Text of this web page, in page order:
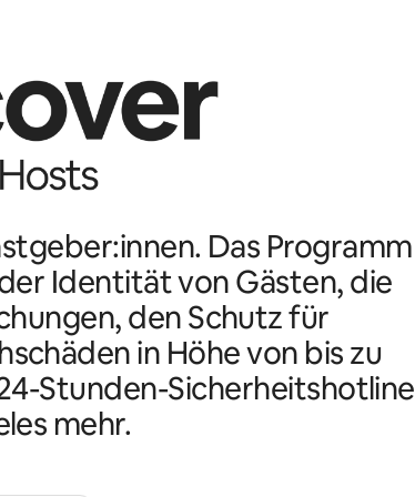
Das Programm
Identität von Gästen, die
den Schutz für
in Höhe von bis zu
Stunden-Sicherheitshotline
mehr.